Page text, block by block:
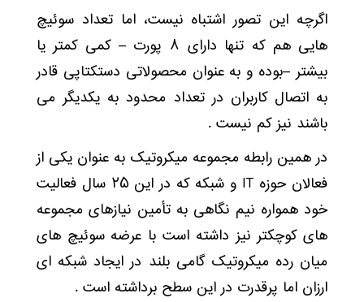
اگرچه این تصور اشتباه نیست، اما تعداد سوئیچ
هایی هم که تنها دارای ۸ پورت – کمی کمتر یا
بیشتر –بوده و به عنوان محصولاتی دستکتاپی قادر
به اتصال کاربران در تعداد محدود به یکدیگر می
باشند نیز کم نیست .
در همین رابطه مجموعه میکروتیک به عنوان یکی از
فعالان حوزه IT و شبکه که در این ۲۵ سال فعالیت
خود همواره نیم نگاهی به تأمین نیازهای مجموعه
های کوچکتر نیز داشته است با عرضه سوئیچ های
میان رده میکروتیک گامی بلند در ایجاد شبکه ای
ارزان اما پرقدرت در این سطح برداشته است .